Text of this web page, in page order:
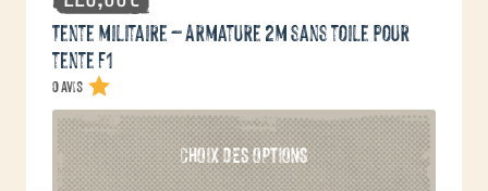
Tente militaire – Armature 2m sans toile pour
tente F1
0 avis
CHOIX DES OPTIONS
Ce
produit
a